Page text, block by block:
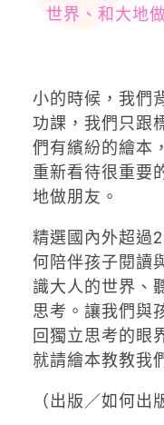
世界、和大地
小的時候，我們
功課，我們只跟
們有繽紛的繪本
重新看待很重要
地做朋友。
精選國內外超過
何陪伴孩子閱讀
識大人的世界、
思考。讓我們與
回獨立思考的眼
就請繪本教教我
（出版／如何出